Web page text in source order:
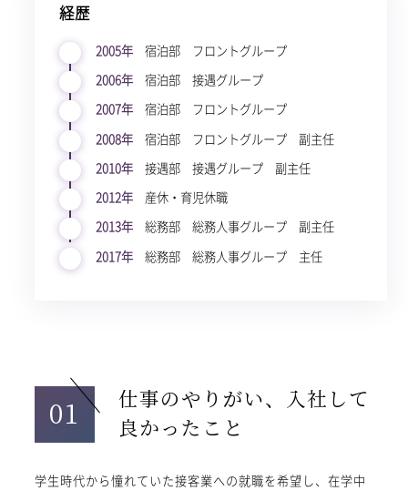
経歴
2005年
宿泊部 フロントグループ
2006年
宿泊部 接遇グループ
2007年
宿泊部 フロントグループ
2008年
宿泊部 フロントグループ 副主任
2010年
接遇部 接遇グループ 副主任
2012年
産休・育児休職
2013年
総務部 総務人事グループ 副主任
2017年
総務部 総務人事グループ 主任
01
仕事のやりがい、入社して
良かったこと
学生時代から憧れていた接客業への就職を希望し、在学中